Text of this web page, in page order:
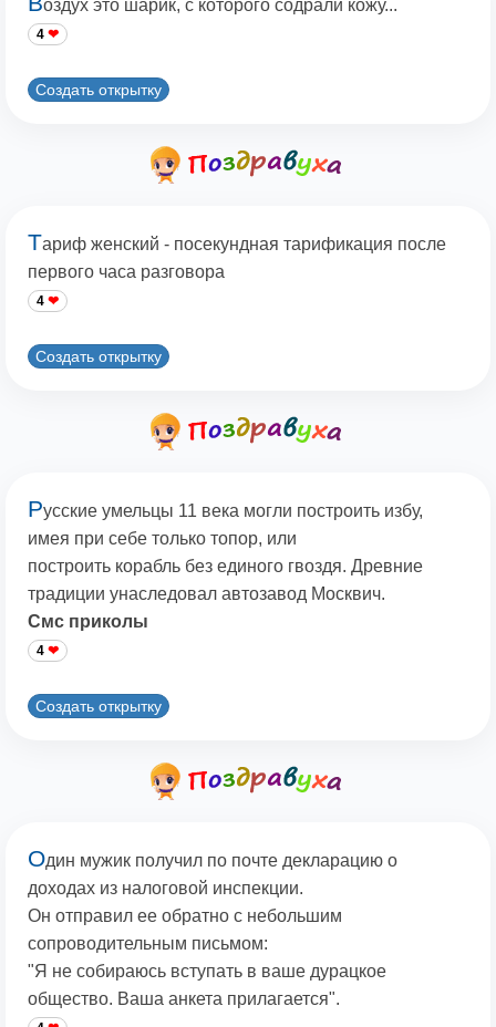
оздух это шарик, с которого содрали кожу...
4
Создать открытку
Тариф женский - посекундная тарификация после
первого часа разговора
4
Создать открытку
Русские умельцы 11 века могли построить избу,
имея при себе только топор, или
построить корабль без единого гвоздя. Древние
традиции унаследовал автозавод Москвич.
Смс приколы
4
Создать открытку
Один мужик получил по почте декларацию о
доходах из налоговой инспекции.
Он отправил ее обратно с небольшим
сопроводительным письмом:
"Я не собираюсь вступать в ваше дурацкое
общество. Ваша анкета прилагается".